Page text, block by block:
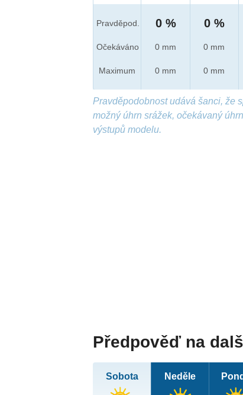
Pravděpod.
Očekáváno
Maximum
0 %
0 mm
0 mm
0 %
0 mm
0 mm
Pravděpodobnost udává šanci, že
možný úhrn srážek, očekávaný
výstupů modelu.
Předpověď na
Sobota Neděle